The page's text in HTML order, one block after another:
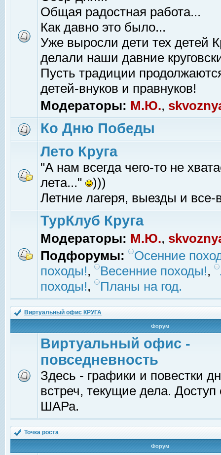
Общая радостная работа...
Как давно это было...
Уже выросли дети тех детей
делали наши давние
Пусть традиции
детей-внуков и правнуков!
Модераторы: М.Ю.,
Ко Дню Победы
Лето Круга
"А нам всегда чего-то не
лета..."
)))
Летние лагеря, выезды и все-
ТурКлуб Круга
Модераторы: М.Ю.,
Подфорумы:
Осенние
походы!, Весенние походы!,
походы!, Планы на год.
Виртуальный офис КРУГА
Форум
Виртуальный офис -
повседневность
Здесь - графики и повестки
встреч, текущие дела.
ШАРа.
Точка роста
Форум